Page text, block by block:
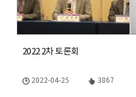
2022 2차 토론회
2022-04-25 3867